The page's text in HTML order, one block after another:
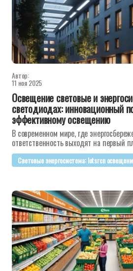
Автор:
11 ноя 2025
Освещение световые и
светодиодах: инновационный
эффективному освещению
В современном мире, где
ответственность выходят на первый
Световые энергосистема: lotsrcn